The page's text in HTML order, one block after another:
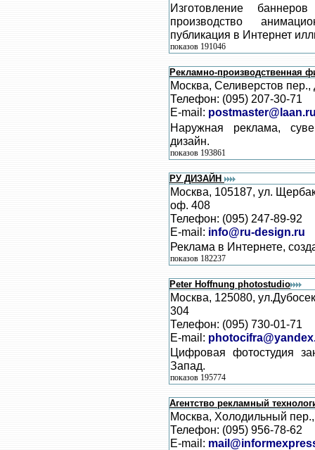
Изготовление
производство
публикация в Интернет
показов 191046
Рекламно-производственная
Москва, Селиверстов пер.,
Телефон: (095) 207-30-71
E-mail:
Наружная реклама,
дизайн.
показов 193861
РУ ДИЗАЙН
Москва, 105187, ул.
оф. 408
Телефон: (095) 247-89-92
E-mail: info@ru-design.ru
Реклама в Интернете,
показов 182237
Peter Hoffnung photostudio
Москва, 125080,
304
Телефон: (095) 730-01-71
E-mail:
Цифровая фотостудия
Запад.
показов 195774
Агентство рекламный
Москва, Холодильный
Телефон: (095) 956-78-62
E-mail: